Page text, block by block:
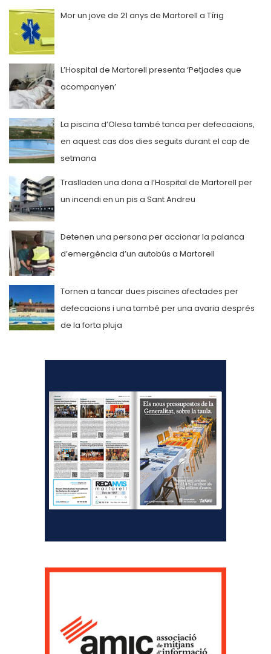
Mor un jove de 21 anys de Martorell a Tírig
L’Hospital de Martorell presenta ‘Petjades que
acompanyen’
La piscina d’Olesa també tanca per defecacions,
en aquest cas dos dies seguits durant el cap de
setmana
Traslladen una dona a l’Hospital de Martorell per
un incendi en un pis a Sant Andreu
Detenen una persona per accionar la palanca
d’emergència d’un autobús a Martorell
Tornen a tancar dues piscines afectades per
defecacions i una també per una avaria després
de la forta pluja